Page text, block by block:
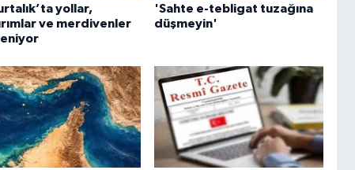
yollar,
ve merdivenler
'Sahte e-tebligat tuzağına
düşmeyin'